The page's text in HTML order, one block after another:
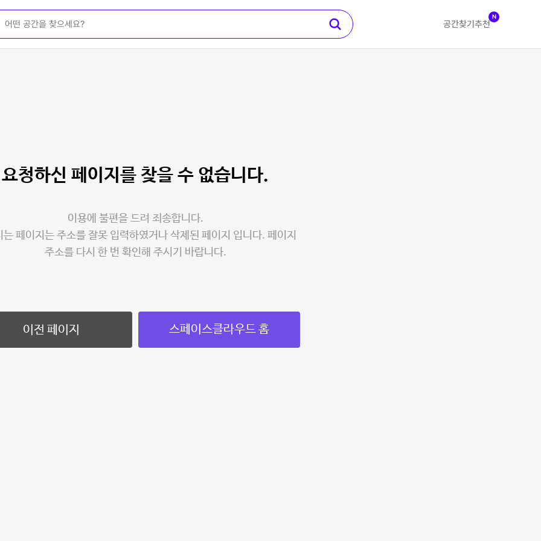
공간찾기 추천
N
요청하신 페이지를 찾을 수 없습니다.
이용에 불편을 드려 죄송합니다.
는 페이지는 주소를 잘못 입력하였거나 삭제된 페이지 입니다. 페이지
주소를 다시 한 번 확인해 주시기 바랍니다.
이전 페이지 스페이스클라우드 홈